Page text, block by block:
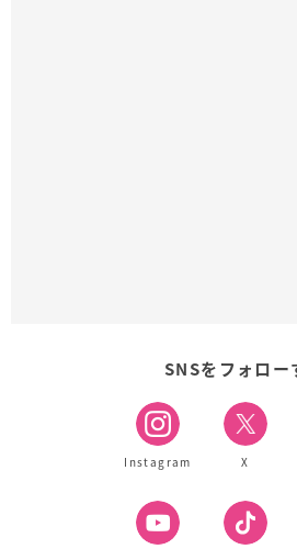
SNSをフォロー
Instagram X